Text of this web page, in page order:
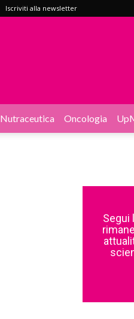
Iscriviti alla newsletter
Nutraceutica Oncologia
Segui